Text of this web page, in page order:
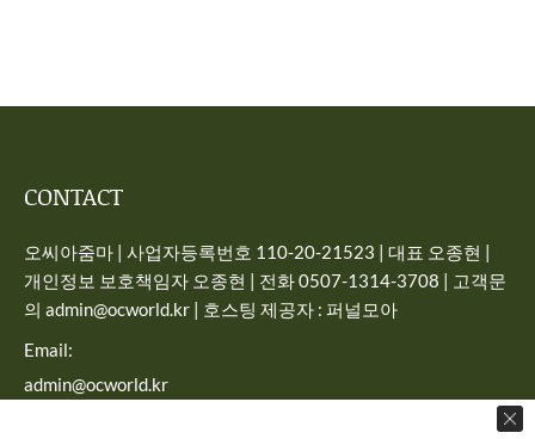
CONTACT
오씨아줌마 | 사업자등록번호 110-20-21523 | 대표 오종현 |
개인정보 보호책임자 오종현 | 전화 0507-1314-3708 | 고객문
의 admin@ocworld.kr | 호스팅 제공자 : 퍼널모아
Email:
admin@ocworld.kr